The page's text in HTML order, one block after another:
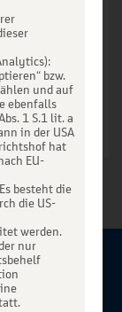
bzw.
und auf
ebenfalls
1 S.1 lit. a
in der USA
hat
EU-
besteht die
die US-
werden.
nur